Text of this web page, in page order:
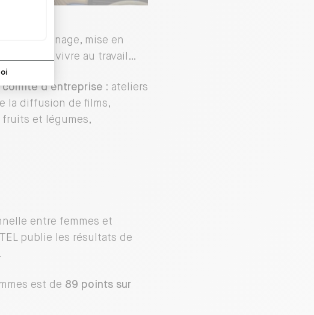
et parrainage, mise en
e du bien vivre au travail…
d’entreprise : ateliers
la diffusion de films,
fruits et légumes,
entre femmes et
publie les résultats de
est de 89 points sur